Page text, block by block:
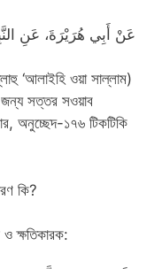
عَنْ أَبِي هُرَيْرَةَ، عَنِ
‘আলাইহি ওয়া সাল্লাম)
জন্য সত্তর সওয়াব
অনুচ্ছেদ-১৭৬ টিকটিকি
কি?
ক্ষতিকারক: